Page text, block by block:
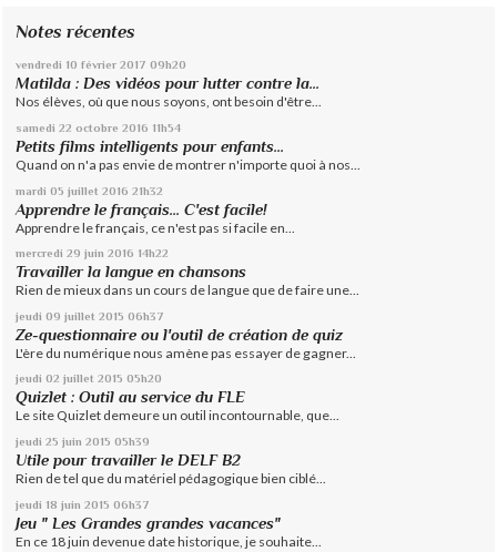
Notes récentes
vendredi 10 février 2017 09h20
Matilda : Des vidéos pour lutter contre la...
Nos élèves, où que nous soyons, ont besoin d'être...
samedi 22 octobre 2016 11h54
Petits films intelligents pour enfants...
Quand on n'a pas envie de montrer n'importe quoi à nos...
mardi 05 juillet 2016 21h32
Apprendre le français... C'est facile!
Apprendre le français, ce n'est pas si facile en...
mercredi 29 juin 2016 14h22
Travailler la langue en chansons
Rien de mieux dans un cours de langue que de faire une...
jeudi 09 juillet 2015 06h37
Ze-questionnaire ou l'outil de création de quiz
L'ère du numérique nous amène pas essayer de gagner...
jeudi 02 juillet 2015 05h20
Quizlet : Outil au service du FLE
Le site Quizlet demeure un outil incontournable, que...
jeudi 25 juin 2015 05h39
Utile pour travailler le DELF B2
Rien de tel que du matériel pédagogique bien ciblé...
jeudi 18 juin 2015 06h37
Jeu " Les Grandes grandes vacances"
En ce 18 juin devenue date historique, je souhaite...